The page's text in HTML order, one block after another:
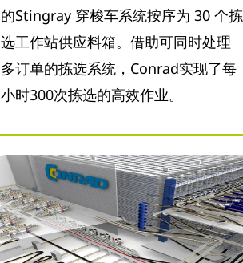
的Stingray 穿梭车系统按序为 30 个拣
选工作站供应料箱。借助可同时处理
多订单的拣选系统，Conrad实现了每
小时300次拣选的高效作业。